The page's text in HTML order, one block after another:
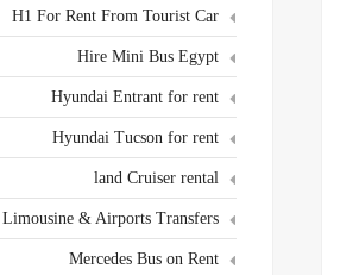
H1 For Rent From Tourist Car
Hire Mini Bus Egypt
Hyundai Entrant for rent
Hyundai Tucson for rent
land Cruiser rental
Limousine & Airports Transfers
Mercedes Bus on Rent